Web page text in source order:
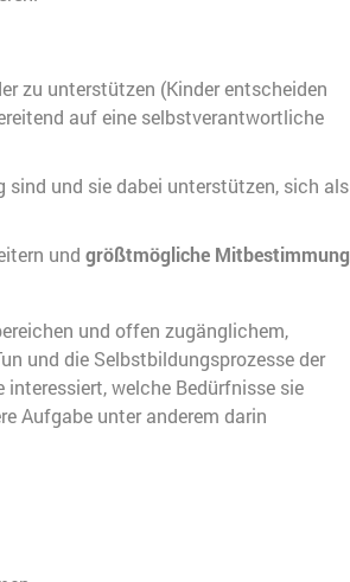
zu unterstützen (Kinder entscheiden
auf eine selbstverantwortliche
und sie dabei unterstützen, sich als
und größtmögliche Mitbestimmung
und offen zugänglichem,
und die Selbstbildungsprozesse der
welche Bedürfnisse sie
Aufgabe unter anderem darin